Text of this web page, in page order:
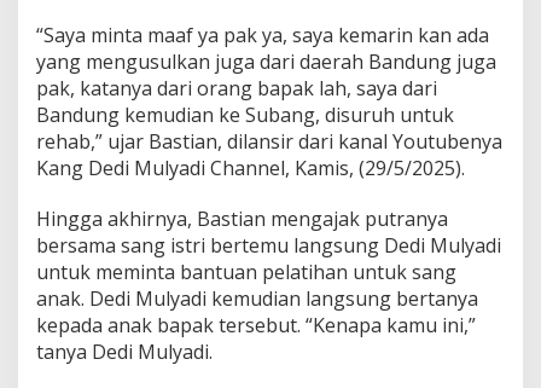
“Saya minta maaf ya pak ya, saya kemarin kan ada
yang mengusulkan juga dari daerah Bandung juga
pak, katanya dari orang bapak lah, saya dari
Bandung kemudian ke Subang, disuruh untuk
rehab,” ujar Bastian, dilansir dari kanal Youtubenya
Kang Dedi Mulyadi Channel, Kamis, (29/5/2025).
Hingga akhirnya, Bastian mengajak putranya
bersama sang istri bertemu langsung Dedi Mulyadi
untuk meminta bantuan pelatihan untuk sang
anak. Dedi Mulyadi kemudian langsung bertanya
kepada anak bapak tersebut. “Kenapa kamu ini,”
tanya Dedi Mulyadi.